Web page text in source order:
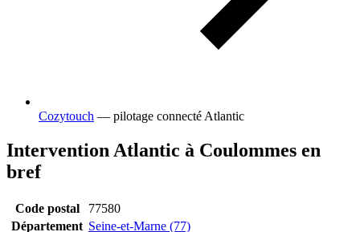
Cozytouch — pilotage connecté Atlantic
Intervention Atlantic à Coulommes en
bref
Code postal
77580
Département Seine-et-Marne (77)